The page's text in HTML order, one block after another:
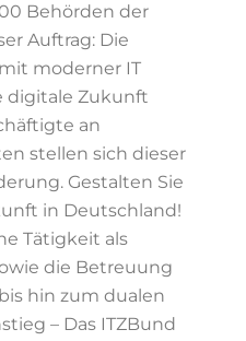
Behörden der
Auftrag: Die
moderner IT
digitale Zukunft
an
stellen sich dieser
Gestalten Sie
unft in Deutschland!
Tätigkeit als
die Betreuung
hin zum dualen
– Das ITZBund